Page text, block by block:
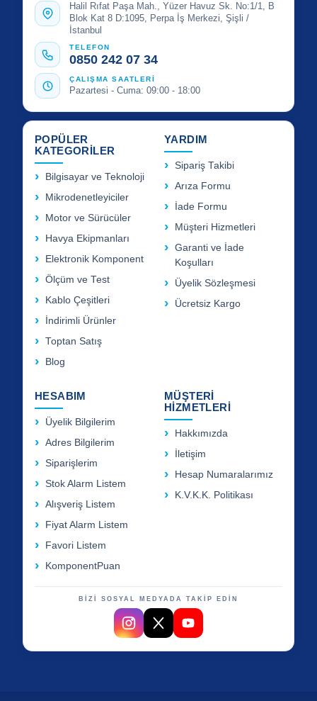
Halil Rıfat Paşa Mah., Yüzer Havuz Sk. No:1/1, B
Blok Kat 8 D:1095, Perpa İş Merkezi, Şişli /
İstanbul
TELEFON
0850 242 07 34
ÇALIŞMA SAATLERİ
Pazartesi - Cuma: 09:00 - 18:00
POPÜLER
KATEGORİLER
Bilgisayar ve Teknoloji
Mikrodenetleyiciler
Motor ve Sürücüler
Havya Ekipmanları
Elektronik Komponent
Ölçüm ve Test
Kablo Çeşitleri
İndirimli Ürünler
Toptan Satış
Blog
YARDIM
Sipariş Takibi
Arıza Formu
İade Formu
Müşteri Hizmetleri
Garanti ve İade
Koşulları
Üyelik Sözleşmesi
Ücretsiz Kargo
HESABIM
Üyelik Bilgilerim
Adres Bilgilerim
Siparişlerim
Stok Alarm Listem
Alışveriş Listem
Fiyat Alarm Listem
Favori Listem
KomponentPuan
MÜŞTERİ
HİZMETLERİ
Hakkımızda
İletişim
Hesap Numaralarımız
K.V.K.K. Politikası
BİZİ SOSYAL MEDYADA TAKİP EDİN